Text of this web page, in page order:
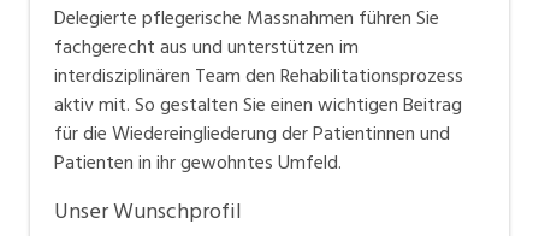
Delegierte pflegerische Massnahmen führen Sie
fachgerecht aus und unterstützen im
interdisziplinären Team den Rehabilitationsprozess
aktiv mit. So gestalten Sie einen wichtigen Beitrag
für die Wiedereingliederung der Patientinnen und
Patienten in ihr gewohntes Umfeld.
Unser Wunschprofil